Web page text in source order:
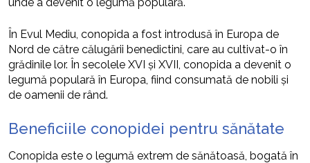
În Evul Mediu, conopida a fost introdusă în Europa de
Nord de către călugării benedictini, care au cultivat-o în
grădinile lor. În secolele XVI și XVII, conopida a devenit o
legumă populară în Europa, fiind consumată de nobili și
de oamenii de rând.
Beneficiile conopidei pentru sănătate
Conopida este o legumă extrem de sănătoasă, bogată în